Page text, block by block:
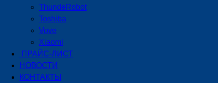
ThundeRobot
Toshiba
Vove
Xiaomi
ПРАЙС-ЛИСТ
НОВОСТИ
КОНТАКТЫ